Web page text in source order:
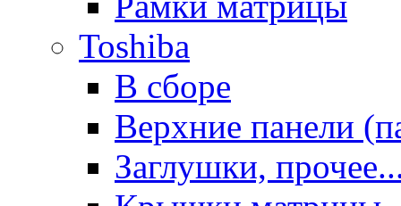
Toshiba
В сборе
Верхние панели
Заглушки,